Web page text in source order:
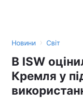
Новини › Світ
В ISW
Кремля у